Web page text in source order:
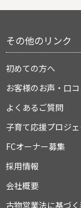
その他のリンク
初めての方へ
お客様のお声・口コ
よくあるご質問
子育て応援プロジ
FCオーナー募集
採用情報
会社概要
古物営業法に基づ